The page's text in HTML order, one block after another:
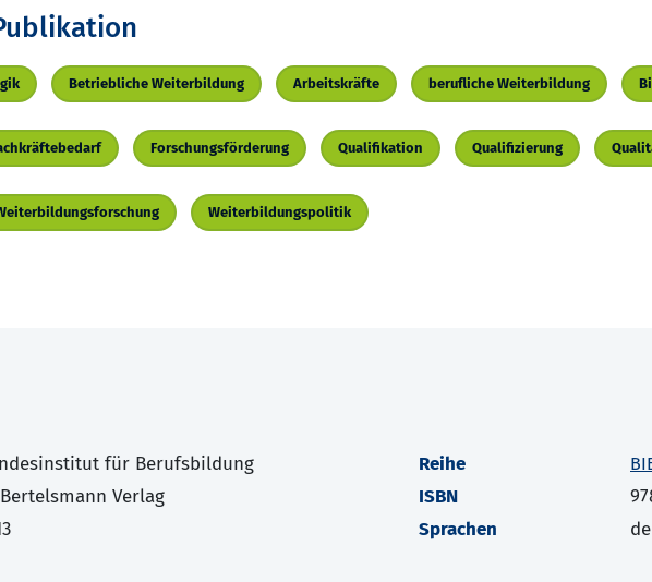
Betriebliche Weiterbildung Arbeitskräfte berufliche Weiterbildung
Forschungsförderung Qualifikation Qualifizierung
Weiterbildungspolitik
für Berufsbildung
Verlag
Reihe
ISBN
Sprachen